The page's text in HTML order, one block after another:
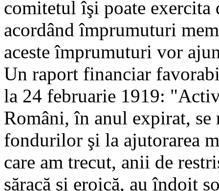
comitetul îşi poate exercita
acordând împrumuturi
aceste împrumuturi vor
Un raport financiar
la 24 februarie 1919:
Români, în anul expirat, se
fondurilor şi la ajutorarea
care am trecut, anii de
săracă şi eroică, au îndoit